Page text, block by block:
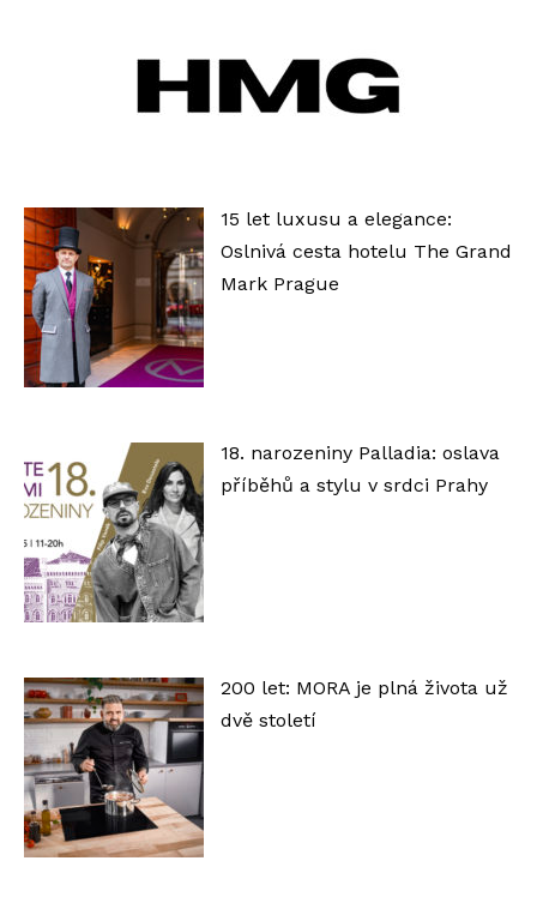
č
15 let luxusu a elegance:
Oslnivá cesta hotelu The Grand
Mark Prague
18. narozeniny Palladia: oslava
příběhů a stylu v srdci Prahy
200 let: MORA je plná života už
dvě století